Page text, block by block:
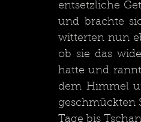
entsetzliche
und brachte
witterten nun
ob sie das
hatte und
dem Himmel
geschmückten